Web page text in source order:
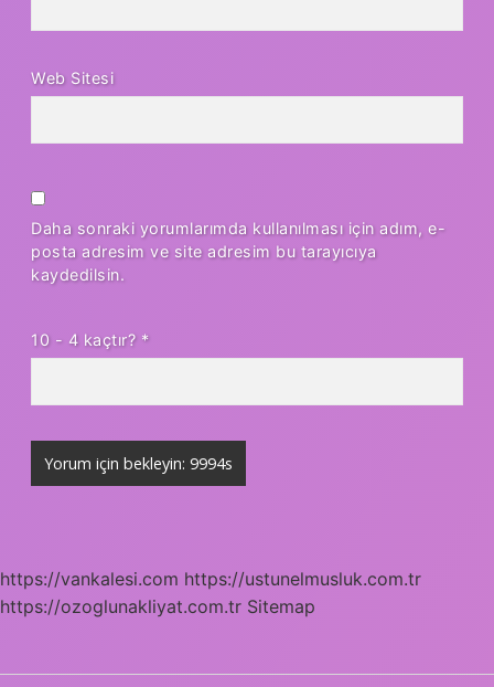
Web Sitesi
Daha sonraki yorumlarımda kullanılması için adım, e-
posta adresim ve site adresim bu tarayıcıya
kaydedilsin.
10 - 4 kaçtır? *
https://vankalesi.com https://ustunelmusluk.com.tr
https://ozoglunakliyat.com.tr Sitemap